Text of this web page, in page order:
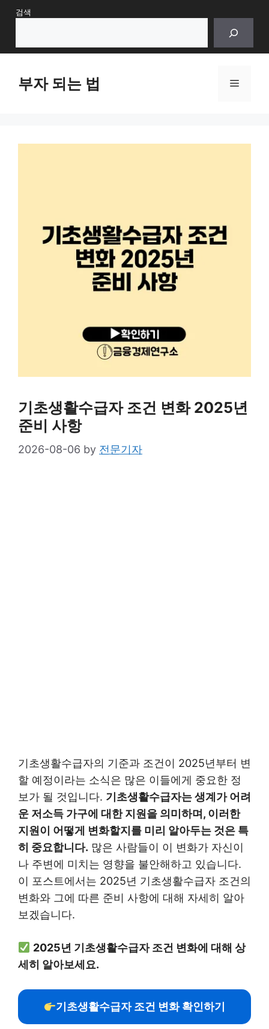
Skip검색
부자 되는 법 Menu
기초생활수급자 조건 변화 2025년
준비 사항
2026-08-06 by 전문기자
기초생활수급자의 기준과 조건이 2025년부터 변
할 예정이라는 소식은 많은 이들에게 중요한 정
보가 될 것입니다. 기초생활수급자는 생계가 어려
운 저소득 가구에 대한 지원을 의미하며, 이러한
지원이 어떻게 변화할지를 미리 알아두는 것은 특
히 중요합니다. 많은 사람들이 이 변화가 자신이
나 주변에 미치는 영향을 불안해하고 있습니다.
이 포스트에서는 2025년 기초생활수급자 조건의
변화와 그에 따른 준비 사항에 대해 자세히 알아
보겠습니다.
2025년 기초생활수급자 조건 변화에 대해 상
세히 알아보세요.
기초생활수급자 조건 변화 확인하기